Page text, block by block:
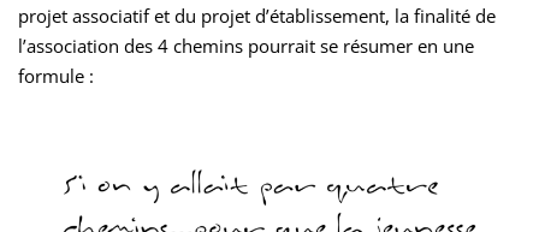
projet associatif et du projet d’établissement, la finalité de
l’association des 4 chemins pourrait se résumer en une
formule :